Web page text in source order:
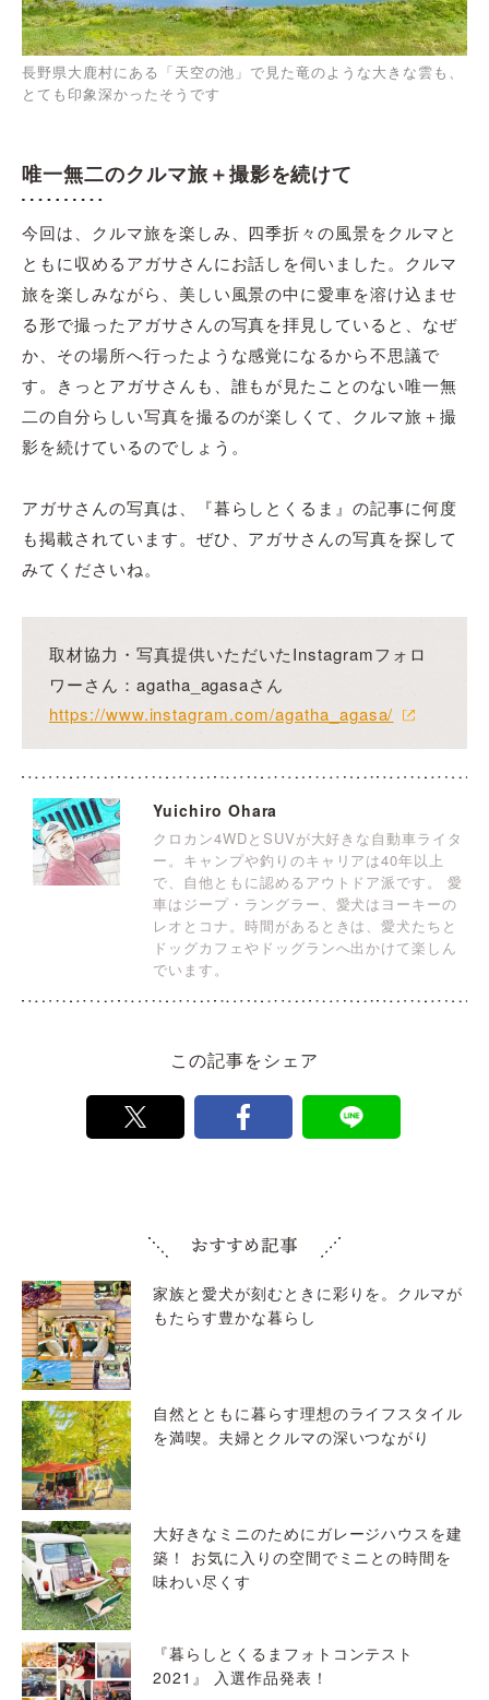
長野県大鹿村にある「天空の池」で見た竜のような大きな雲も、
とても印象深かったそうです
唯一無二のクルマ旅＋撮影を続けて
今回は、クルマ旅を楽しみ、四季折々の風景をクルマと
ともに収めるアガサさんにお話しを伺いました。クルマ
旅を楽しみながら、美しい風景の中に愛車を溶け込ませ
る形で撮ったアガサさんの写真を拝見していると、なぜ
か、その場所へ行ったような感覚になるから不思議で
す。きっとアガサさんも、誰もが見たことのない唯一無
二の自分らしい写真を撮るのが楽しくて、クルマ旅＋撮
影を続けているのでしょう。
アガサさんの写真は、『暮らしとくるま』の記事に何度
も掲載されています。ぜひ、アガサさんの写真を探して
みてくださいね。
取材協力・写真提供いただいたInstagramフォロ
ワーさん：agatha_agasaさん
https://www.instagram.com/agatha_agasa/
Yuichiro Ohara
クロカン4WDとSUVが大好きな自動車ライタ
ー。キャンプや釣りのキャリアは40年以上
で、自他ともに認めるアウトドア派です。 愛
車はジープ・ラングラー、愛犬はヨーキーの
レオとコナ。時間があるときは、愛犬たちと
ドッグカフェやドッグランへ出かけて楽しん
でいます。
この記事をシェア
家族と愛犬が刻むときに彩りを。クルマが
もたらす豊かな暮らし
自然とともに暮らす理想のライフスタイル
を満喫。夫婦とクルマの深いつながり
大好きなミニのためにガレージハウスを建
築！ お気に入りの空間でミニとの時間を
味わい尽くす
『暮らしとくるまフォトコンテスト
2021』 入選作品発表！